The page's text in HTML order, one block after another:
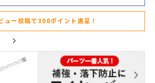
ュー投稿で300ポイント進呈！